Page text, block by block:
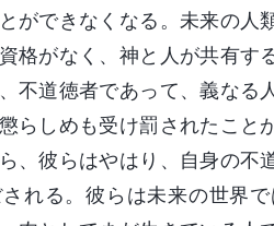
ができなくなる。未来の
格がなく、神と人が共有
不道徳者であって、義な
らしめも受け罰されたこ
、彼らはやはり、自身の
れる。彼らは未来の世界